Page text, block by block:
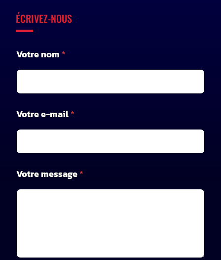
ÉCRIVEZ-NOUS
Votre nom *
*
n
m
Votre e-mail*
Votre message*